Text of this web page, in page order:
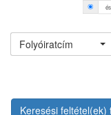
és
Folyóiratcím
Keresési feltétel(ek)